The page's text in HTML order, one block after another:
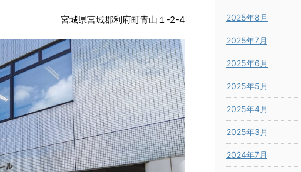
宮城県宮城郡利府町青山１-2-4 2025年8月
2025年7月
2025年6月
2025年5月
2025年4月
2025年3月
2024年7月